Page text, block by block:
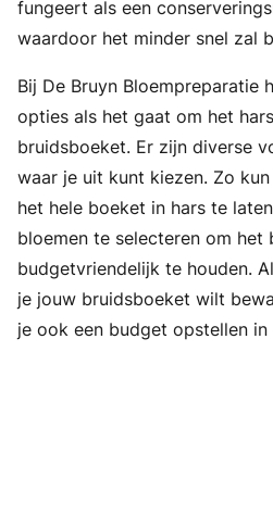
fungeert als een
waardoor het minder snel zal
Bij De Bruyn Bloempreparatie
opties als het gaat om het
bruidsboeket. Er zijn diverse
waar je uit kunt kiezen. Zo
het hele boeket in hars te
bloemen te selecteren om het
budgetvriendelijk te houden.
je jouw bruidsboeket wilt
je ook een budget opstellen in